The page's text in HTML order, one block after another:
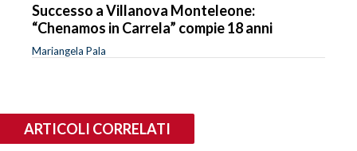
Successo a Villanova Monteleone:
“Chenamos in Carrela” compie 18 anni
Mariangela Pala
ARTICOLI CORRELATI